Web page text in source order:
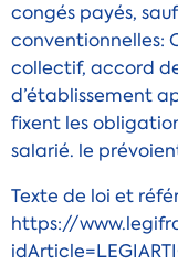
congés payés,
conventionnelles:
collectif, accord
d’établissement
fixent les
salarié. le
Texte de loi et
https://